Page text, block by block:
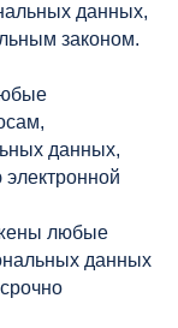
данных,
законом.
данных,
любые
данных